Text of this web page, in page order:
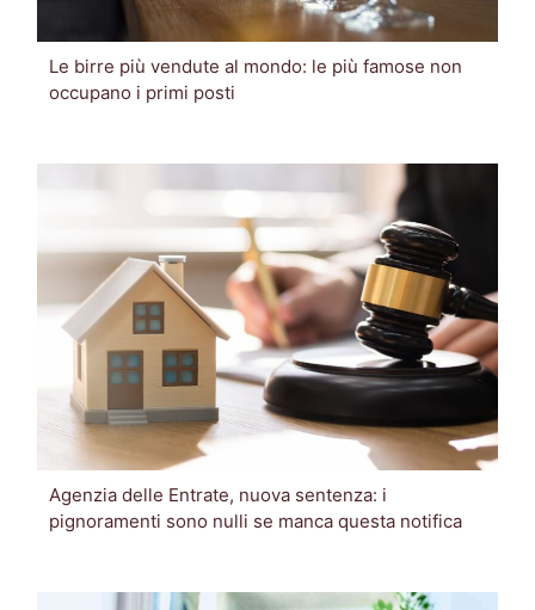
Le birre più vendute al mondo: le più famose non
occupano i primi posti
Agenzia delle Entrate, nuova sentenza: i
pignoramenti sono nulli se manca questa notifica